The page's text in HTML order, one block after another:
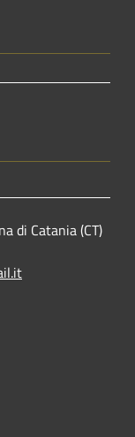
di Catania (CT)